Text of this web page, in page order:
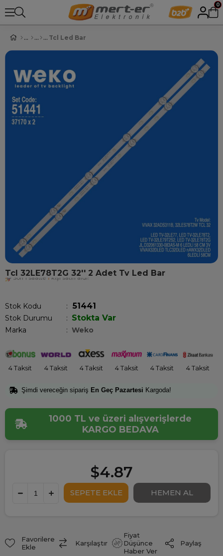
0
Tcl Led Bar
Tcl 32LE78T2G 32'' 2 Adet Tv Led Bar
kişi satın aldı!
Stok Kodu 51441
Stok Durumu : Stokta Var
Marka : Weko
4 Taksit 4 Taksit 4 Taksit 4 Taksit 4 Taksit 4 Taksit
Şimdi vereceğin sipariş En Geç Pazartesi Kargoda!
1000 TL ve üzeri alışverişlerde
KARGO BEDAVA
$4.87
Favorilere
Ekle
Karşılaştır
Fiyat
Düşünce
Haber Ver
Paylaş